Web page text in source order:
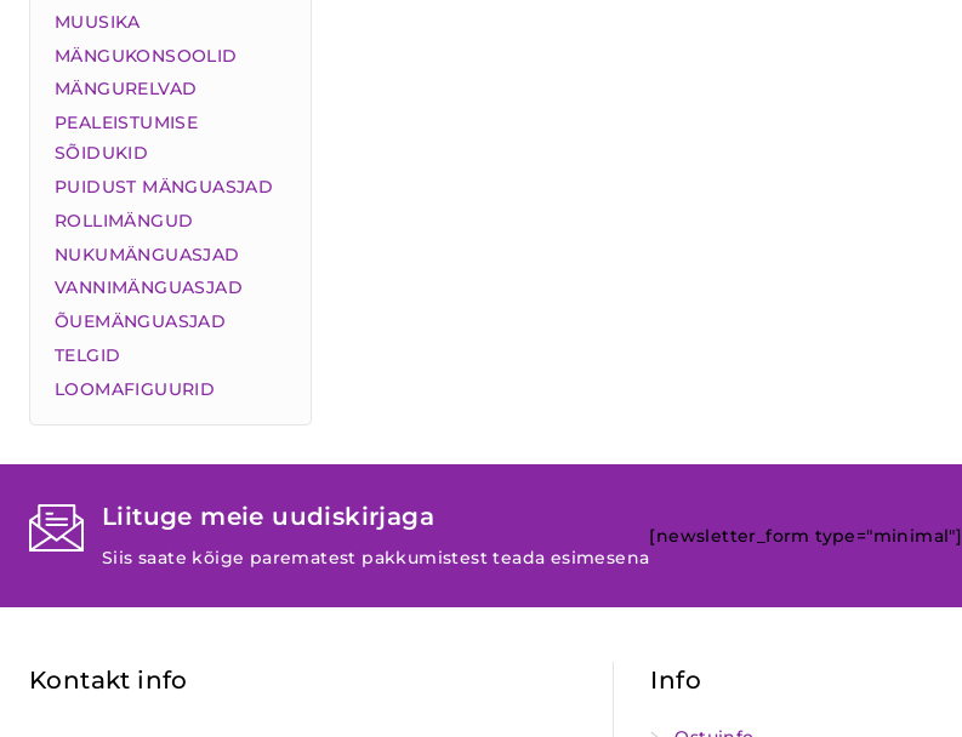
MUUSIKA
MÄNGUKONSOOLID
MÄNGURELVAD
PEALEISTUMISE
SÕIDUKID
PUIDUST MÄNGUASJAD
ROLLIMÄNGUD
NUKUMÄNGUASJAD
VANNIMÄNGUASJAD
ÕUEMÄNGUASJAD
TELGID
LOOMAFIGUURID
Liituge meie uudiskirjaga
Siis saate kõige parematest pakkumistest teada esimesena
[newsletter_form type="minimal"]
Kontakt info Info